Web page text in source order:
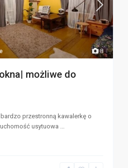
8
możliwe do
przestronną kawalerkę o
usytuowa ...